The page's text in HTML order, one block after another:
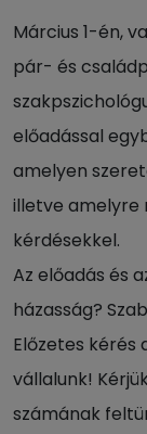
Március 1-én,
pár- és
előadással
amelyen
illetve amelyre
kérdésekkel.
Az előadás és
házasság?
Előzetes
vállalunk!
számának